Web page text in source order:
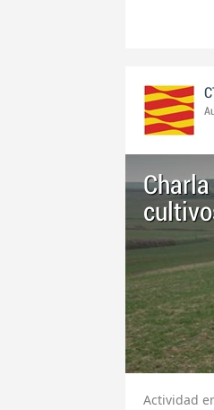
Actividad